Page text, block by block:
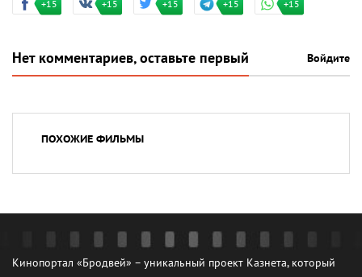
+15 +15 +15 +15 +15
Нет комментариев, оставьте первый Войдите
ПОХОЖИЕ ФИЛЬМЫ
Кинопортал «Бродвей» – уникальный проект Казнета, который